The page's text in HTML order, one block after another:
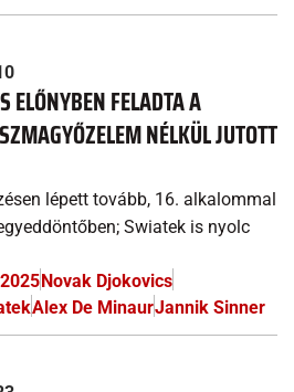
ELŐNYBEN FELADTA A
NÉLKÜL JUTOTT
lépett tovább, 16. alkalommal
Swiatek is nyolc
Novak Djokovics
Alex De MinaurJannik Sinner